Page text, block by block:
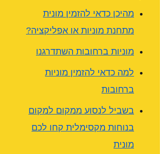
מהיכן כדאי להזמין מונית
מתחנת מוניות או אפליקציה?
מוניות ברחובות השתדרגנו
למה כדאי להזמין מוניות
ברחובות
בשביל לנסוע ממקום למקום
בנוחות מקסימלית קחו לכם
מונית